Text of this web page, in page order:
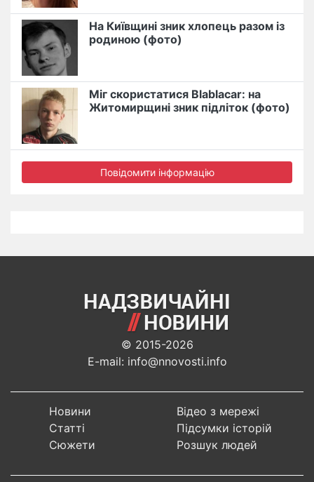
На Київщині зник хлопець разом із
родиною (фото)
Міг скористатися Blablacar: на
Житомирщині зник підліток (фото)
Повідомити інформацію
© 2015-2026
E-mail: info@nnovosti.info
Новини
Статті
Сюжети
Відео з мережі
Підсумки історій
Розшук людей